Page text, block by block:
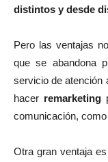
distintos y desde
Pero las ventajas
que se abandona
servicio de atención
hacer remarketing
comunicación,
Otra gran ventaja